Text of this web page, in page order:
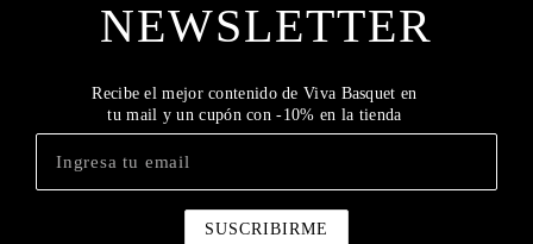
NEWSLETTER
Recibe el mejor contenido de Viva Basquet en
tu mail y un cupón con -10% en la tienda